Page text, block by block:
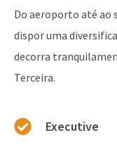
Do aeroporto até ao
dispor uma
decorra
Terceira.
Executive